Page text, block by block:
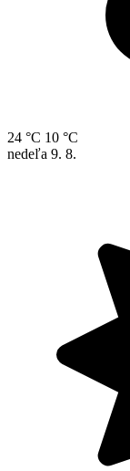
24 °C 10 °C
nedeľa 9. 8.